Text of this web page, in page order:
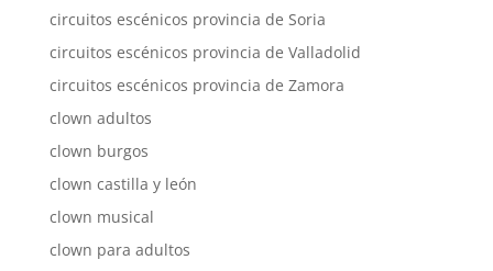
circuitos escénicos provincia de Soria
circuitos escénicos provincia de Valladolid
circuitos escénicos provincia de Zamora
clown adultos
clown burgos
clown castilla y león
clown musical
clown para adultos